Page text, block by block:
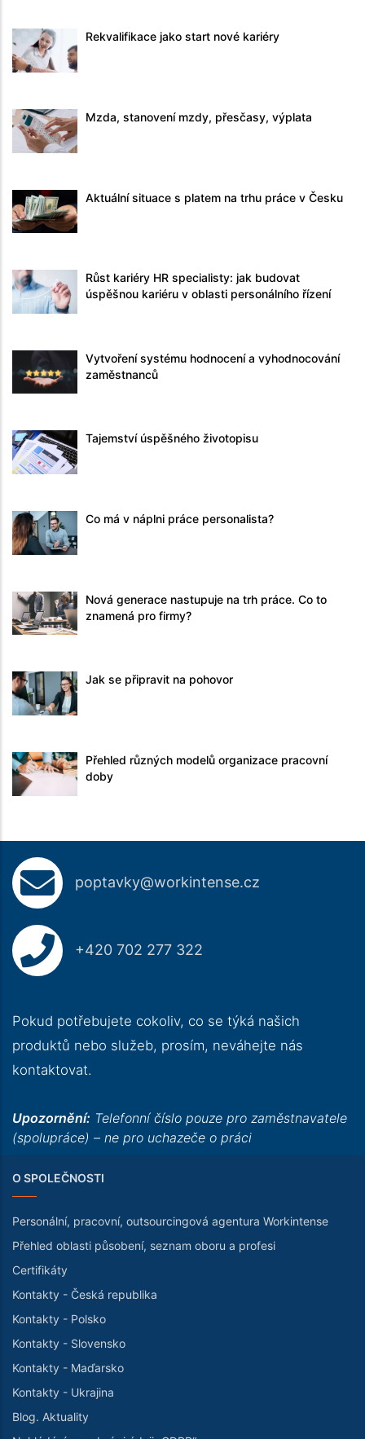
Rekvalifikace jako start nové kariéry
Mzda, stanovení mzdy, přesčasy, výplata
Aktuální situace s platem na trhu práce v Česku
Růst kariéry HR specialisty: jak budovat
úspěšnou kariéru v oblasti personálního řízení
Vytvoření systému hodnocení a vyhodnocování
zaměstnanců
Tajemství úspěšného životopisu
Co má v náplni práce personalista?
Nová generace nastupuje na trh práce. Co to
znamená pro firmy?
Jak se připravit na pohovor
Přehled různých modelů organizace pracovní
doby
poptavky@workintense.cz
+420 702 277 322
Pokud potřebujete cokoliv, co se týká našich
produktů nebo služeb, prosím, neváhejte nás
kontaktovat.
Upozornění: Telefonní číslo pouze pro zaměstnavatele
(spolupráce) – ne pro uchazeče o práci
O SPOLEČNOSTI
Personální, pracovní, outsourcingová agentura Workintense
Přehled oblasti působení, seznam oboru a profesi
Certifikáty
Kontakty - Česká republika
Kontakty - Polsko
Kontakty - Slovensko
Kontakty - Maďarsko
Kontakty - Ukrajina
Blog. Aktuality